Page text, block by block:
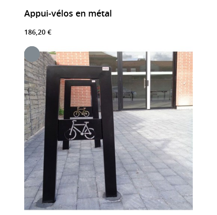
Appui-vélos en métal
186,20 €